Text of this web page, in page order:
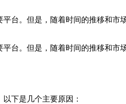
台。但是，随着时间的推移和
台。但是，随着时间的推移和
下是几个主要原因：